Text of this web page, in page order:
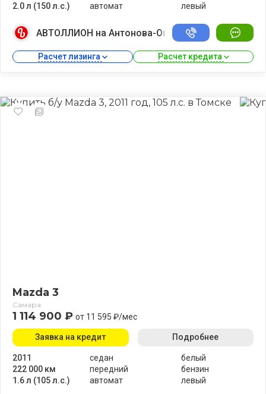
2.0 л (150 л.с.)
автомат
левый
АВТОЛЛИОН на Антонова-Овсеенко
Расчет лизинга Расчет кредита
Mazda 3
Самара
1 114 900 ₽ от 11 595 ₽/мес
2011
222 000 км
1.6 л (105 л.с.)
седан
передний
автомат
белый
бензин
левый
Заявка на кредит Подробнее